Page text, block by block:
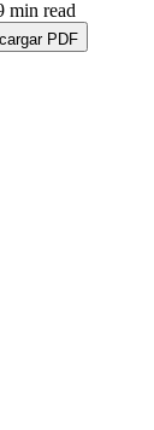
min read
PDF